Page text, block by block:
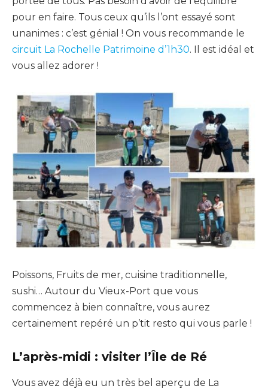
pour en faire. Tous ceux qu’ils l’ont essayé sont
unanimes : c’est génial ! On vous recommande le
circuit La Rochelle Patrimoine d’1h30. Il est idéal et
vous allez adorer !
Poissons, Fruits de mer, cuisine traditionnelle,
sushi… Autour du Vieux-Port que vous
commencez à bien connaître, vous aurez
certainement repéré un p’tit resto qui vous parle !
L’après-midi : visiter l’Île de Ré
Vous avez déjà eu un très bel aperçu de La